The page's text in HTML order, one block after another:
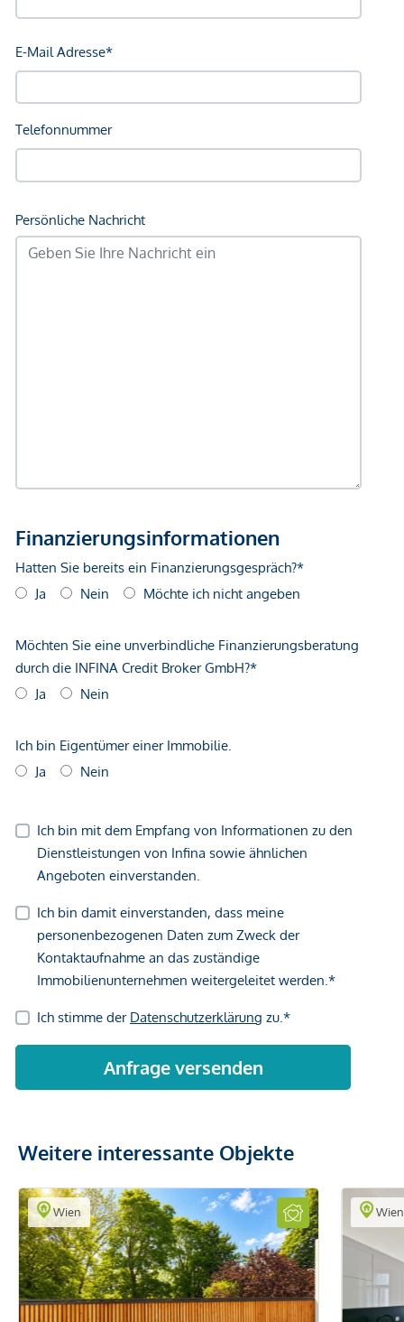
unverbindliche Vorabinformationen sind und daher ohne
Gewähr erfolgen. Der Vermittler ist als Doppelmakler tätig.
Weitere interessante Objekte
Wien Wien